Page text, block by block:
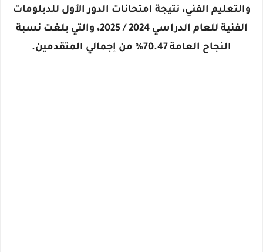
والتعليم الفني، نتيجة امتحانات الدور الأول للدبلومات
الفنية للعام الدراسي2024 / 2025 ، والتي بلغت نسبة
النجاح العامة 70.47%
من إجمالي المتقدمين.